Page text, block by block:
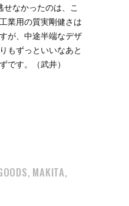
せなかったのは、こ
業用の質実剛健さは
が、中途半端なデザ
もずっといいなあと
です。（武井）
, MAKITA,